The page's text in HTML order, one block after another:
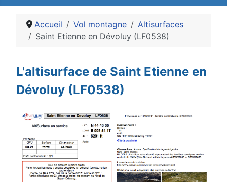
Accueil Vol montagne
Altisurfaces
Saint Etienne en Dévoluy (LF0538)
Détails
L'altisurface de Saint Etienne en
Dévoluy (LF0538)